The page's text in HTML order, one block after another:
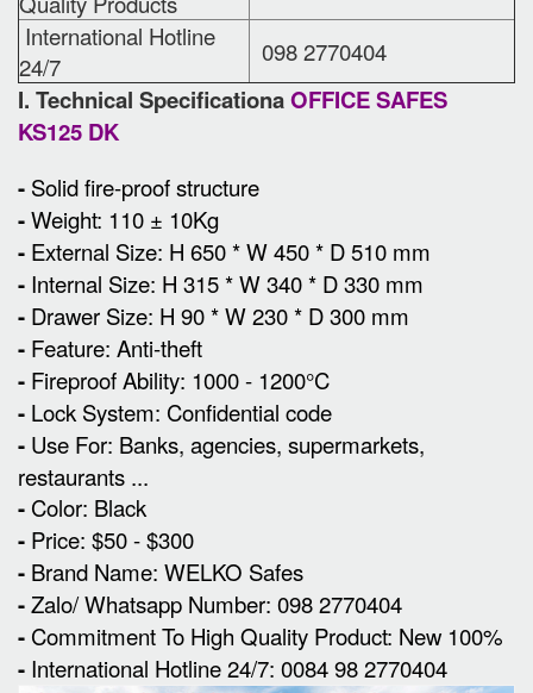
International Hotline
24/7
098 2770404
I. Technical SpecificationaOFFICE SAFES
KS125 DK
- Solid fire-proof structure
-Weight: 110 ± 10Kg
- External Size: H 650 * W 450 * D 510 mm
- Internal Size: H 315 * W 340 * D 330 mm
- Drawer Size: H 90 * W 230 * D 300 mm
- Feature: Anti-theft
- Fireproof Ability: 1000 - 1200°C
- Lock System: Confidential code
- Use For: Banks, agencies, supermarkets,
restaurants ...
- Color: Black
- Price: $50 - $300
- Brand Name: WELKO Safes
-Zalo/ Whatsapp Number: 098 2770404
- Commitment To High Quality Product: New 100%
- International Hotline 24/7: 0084 98 2770404